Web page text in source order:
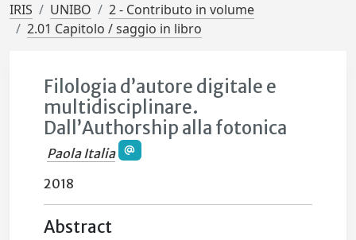
IRIS UNIBO
2 - Contributo in volume
2.01 Capitolo / saggio in libro
Filologia d’autore digitale e
multidisciplinare.
Dall’Authorship alla fotonica
Paola Italia
2018
Abstract